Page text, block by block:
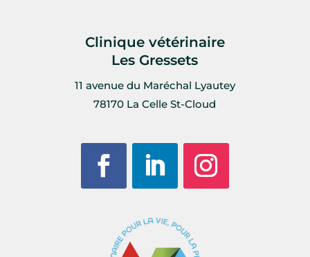
Clinique vétérinaire
Les Gressets
11 avenue du Maréchal Lyautey
78170 La Celle St-Cloud